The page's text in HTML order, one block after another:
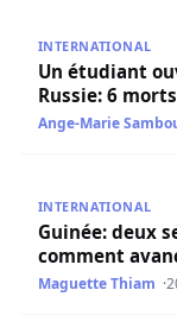
INTERNATIONAL
Un étudiant
Russie: 6
Ange-Marie
INTERNATIONAL
Guinée: deux
comment
Maguette Thiam